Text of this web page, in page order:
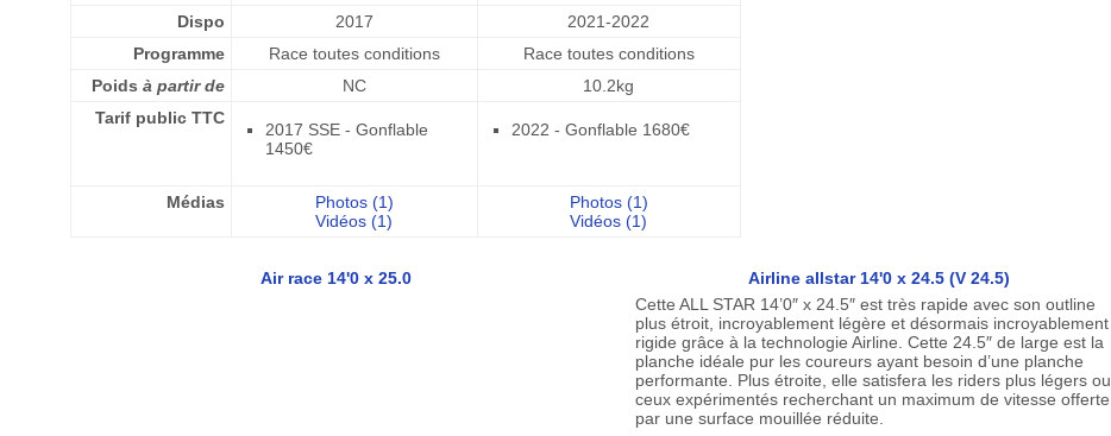
Dispo
2017
2021-2022
Programme
Race toutes conditions
Race toutes conditions
Poids à partir de NC
10.2kg
Tarif public TTC
2017 SSE - Gonflable
1450€
2022 - Gonflable 1680€
Médias
Photos (1)
Vidéos (1)
Photos (1)
Vidéos (1)
Air race 14'0 x 25.0
Airline allstar 14'0 x 24.5 (V 24.5)
Cette ALL STAR 14’0″ x 24.5″ est très rapide avec son outline
plus étroit, incroyablement légère et désormais incroyablement
rigide grâce à la technologie Airline. Cette 24.5″ de large est la
planche idéale pur les coureurs ayant besoin d’une planche
performante. Plus étroite, elle satisfera les riders plus légers ou
ceux expérimentés recherchant un maximum de vitesse offerte
par une surface mouillée réduite.